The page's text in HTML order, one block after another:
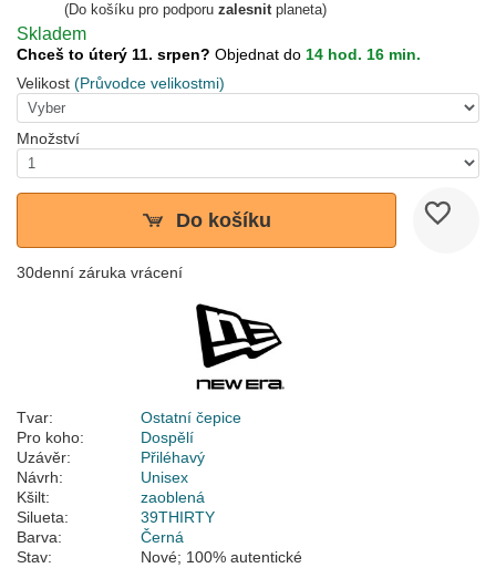
(Do košíku pro podporu zalesnitplaneta)
Skladem
Chceš to úterý 11. srpen? Objednat do 14 hod. 16 min.
Velikost (Průvodce velikostmi)
Množství
Do košíku
30denní záruka vrácení
Tvar:
Ostatní čepice
Pro koho:
Dospělí
Uzávěr:
Přiléhavý
Návrh:
Unisex
Kšilt:
zaoblená
Silueta:
39THIRTY
Barva:
Černá
Stav:
Nové; 100% autentické